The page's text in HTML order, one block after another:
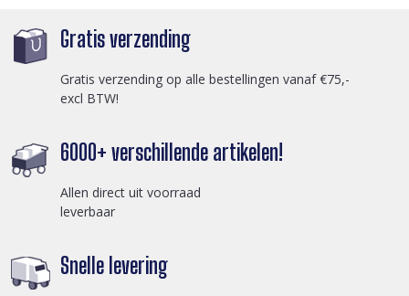
Gratis verzending
Gratis verzending op alle bestellingen vanaf €75,-
excl BTW!
6000+ verschillende artikelen!
Allen direct uit voorraad
leverbaar
Snelle levering